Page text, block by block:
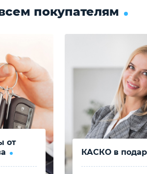
покупателям
от
КАСКО в